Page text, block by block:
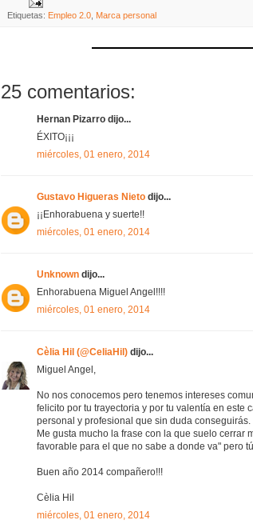
Etiquetas: Empleo 2.0 Marca personal
25 comentarios:
Hernan Pizarro dijo...
ÉXITO¡¡¡
miércoles, 01 enero, 2014
Gustavo Higueras Nieto dijo...
¡¡Enhorabuena y suerte!!
miércoles, 01 enero, 2014
Unknown dijo...
Enhorabuena Miguel Angel!!!!
miércoles, 01 enero, 2014
Cèlia Hil (@CeliaHil) dijo...
Miguel Angel,
No nos conocemos pero tenemos intereses
felicito por tu trayectoria y por tu valentía en este
personal y profesional que sin duda conseguirás.
Me gusta mucho la frase con la que suelo cerrar
favorable para el que no sabe a donde va" pero
Buen año 2014 compañero!!!
Cèlia Hil
miércoles, 01 enero, 2014